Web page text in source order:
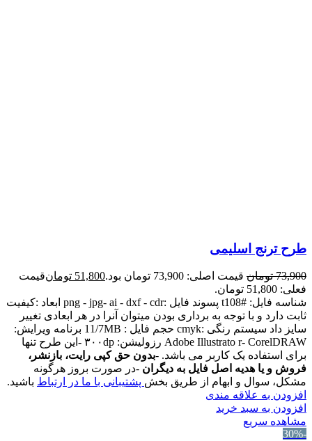
طرح ترنج اسلیمی
73,900 تومان قیمت اصلی: 73,900 تومان بود. 51,800 تومانقیمت
فعلی: 51,800 تومان.
شناسه فایل: #t108 پسوند فایل :png - jpg- ai - dxf - cdr ابعاد :کیفیت
ثابت دارد و با توجه به برداری بودن میتوان آنرا در هر ابعادی تغییر
سایز داد سیستم رنگی :cmyk حجم فایل : 11/7MB برنامه ویرایش:
Adobe Illustrato r- CorelDRAW رزولیشن: ۳۰۰dp -این طرح تنها
برای استفاده یک کاربر می باشد. -بدون حق کپی رایت، بازنشر،
فروش و یا هدیه اصل فایل به دیگران -در صورت بروز هرگونه
مشکل، سوال و ابهام از طریق بخش پشتیبانی با ما در ارتباط باشید.
افزودن به علاقه مندی
افزودن به سبد خرید
مشاهده سریع
-30%